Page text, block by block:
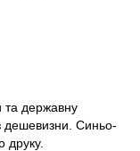
та державну
дешевизни. Синьо-
друку.